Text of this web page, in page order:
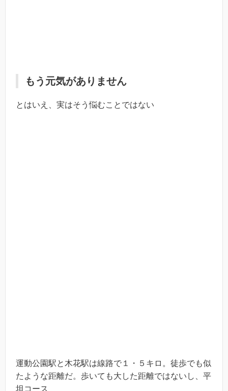
もう元気がありません
とはいえ、実はそう悩むことではない
運動公園駅と木花駅は線路で１・５キロ。徒歩でも似
たような距離だ。歩いても大した距離ではないし、平
坦コース